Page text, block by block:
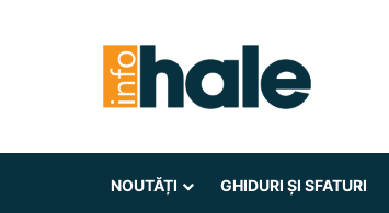
NOUTĂȚI GHIDURI ȘI SFATURI